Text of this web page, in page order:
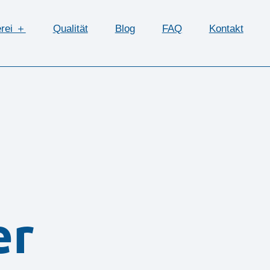
＋ Qualität Blog FAQ Kontakt